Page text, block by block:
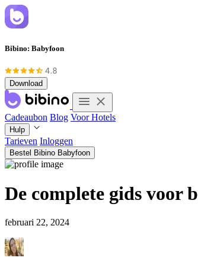
Bibino: Babyfoon
Download
Cadeaubon Blog Voor Hotels
Hulp
Tarieven Inloggen
Bestel Bibino Babyfoon
De complete gids voor
februari 22, 2024